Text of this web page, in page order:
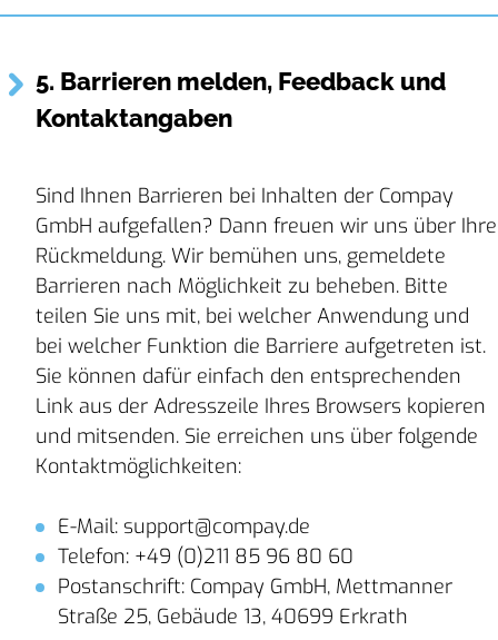
5. Barrieren melden, Feedback und
Kontaktangaben
Sind Ihnen Barrieren bei Inhalten der Compay
GmbH aufgefallen? Dann freuen wir uns über Ihre
Rückmeldung. Wir bemühen uns, gemeldete
Barrieren nach Möglichkeit zu beheben. Bitte
teilen Sie uns mit, bei welcher Anwendung und
bei welcher Funktion die Barriere aufgetreten ist.
Sie können dafür einfach den entsprechenden
Link aus der Adresszeile Ihres Browsers kopieren
und mitsenden. Sie erreichen uns über folgende
Kontaktmöglichkeiten:
E-Mail: support@compay.de
Telefon: +49 (0)211 85 96 80 60
Postanschrift: Compay GmbH, Mettmanner
Straße 25, Gebäude 13, 40699 Erkrath